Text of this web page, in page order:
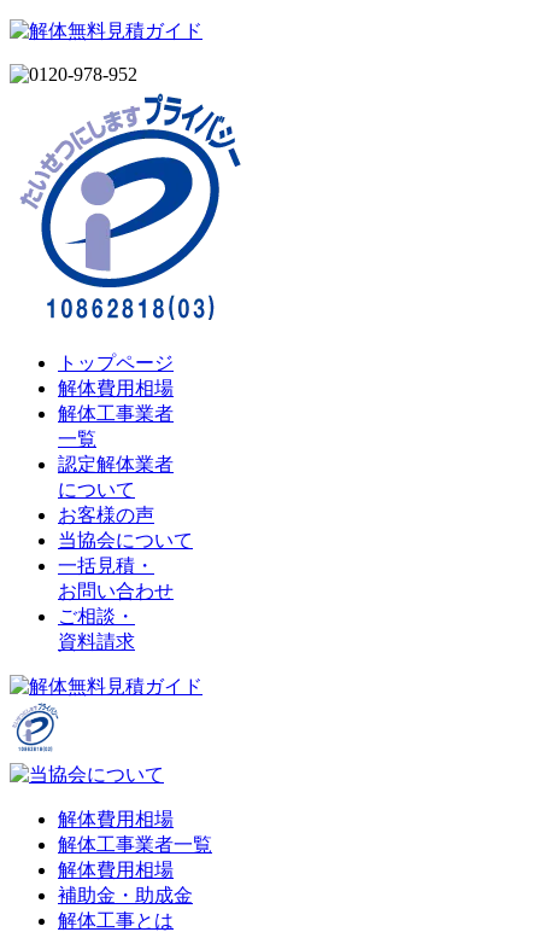
トップページ
解体費用相場
解体工事業者
一覧
認定解体業者
について
お客様の声
当協会について
一括見積・
お問い合わせ
ご相談・
資料請求
解体費用相場
解体工事業者一覧
解体費用相場
補助金・助成金
解体工事とは